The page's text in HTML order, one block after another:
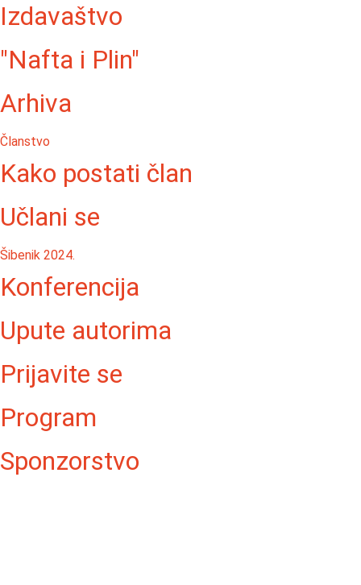
Izdavaštvo
"Nafta i Plin"
Arhiva
Članstvo
Kako postati član
Učlani se
Šibenik 2024.
Konferencija
Upute autorima
Prijavite se
Program
Sponzorstvo